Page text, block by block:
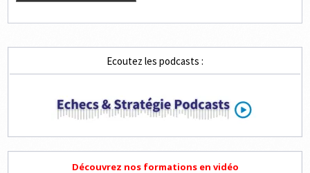
Ecoutez les podcasts :
Découvrez nos formations en vidéo